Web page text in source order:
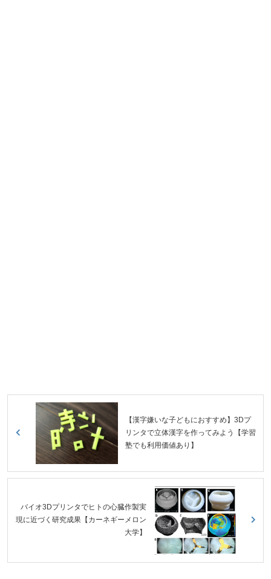
【漢字嫌いな子どもにおすすめ】3Dプ
リンタで立体漢字を作ってみよう【学習
塾でも利用価値あり】
バイオ3Dプリンタでヒトの心臓作製実
現に近づく研究成果【カーネギーメロン
大学】